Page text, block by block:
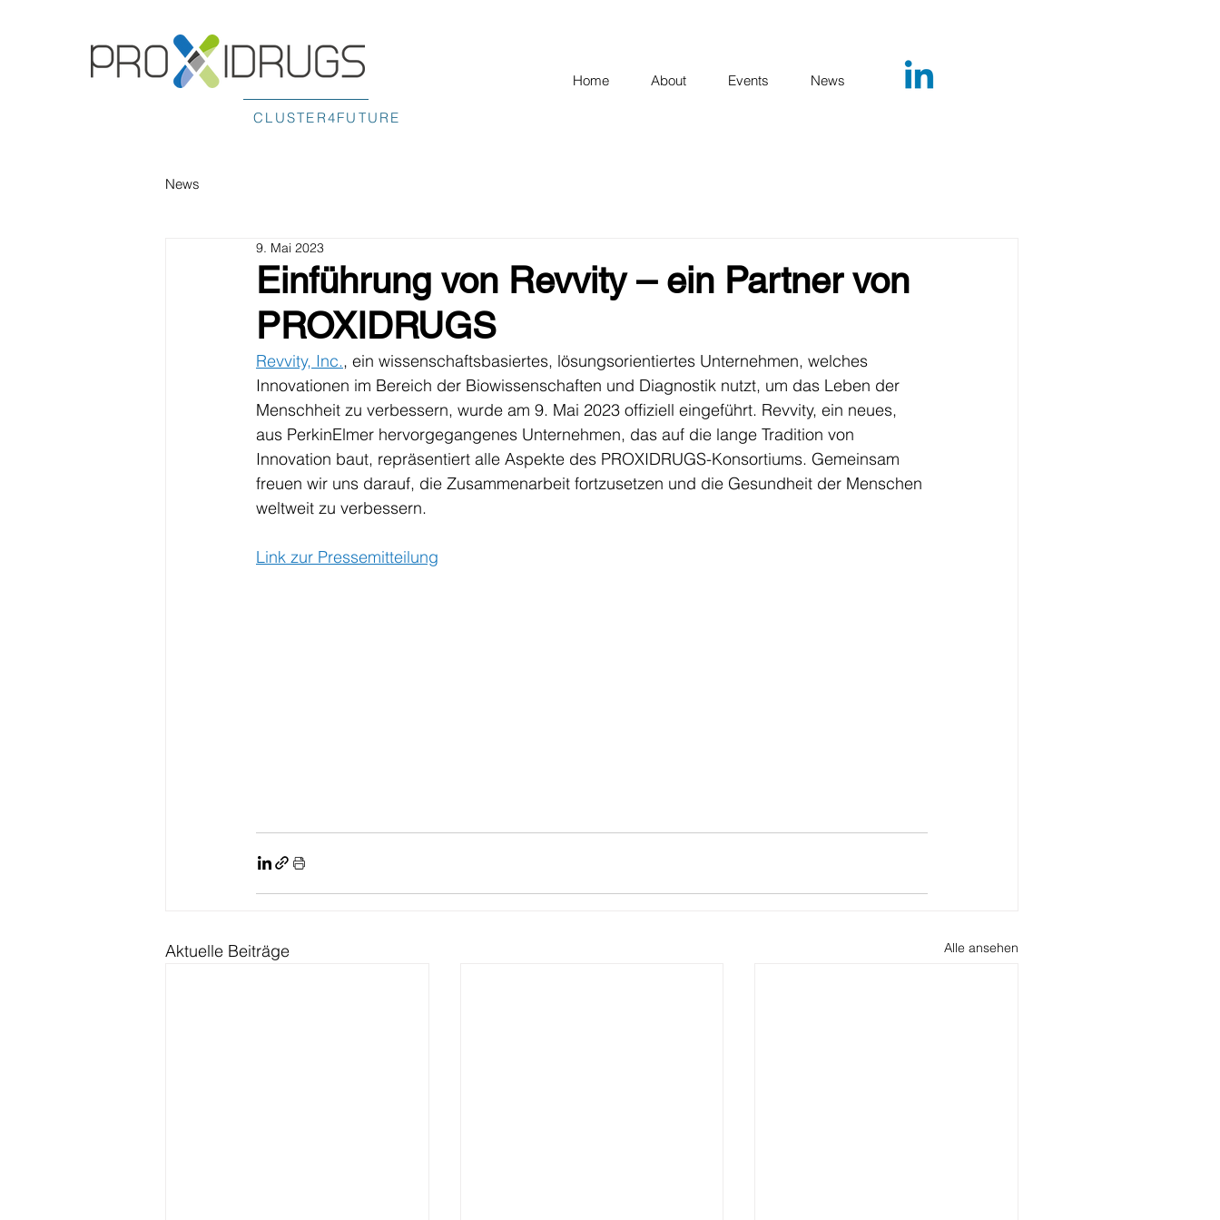
CLUSTER4FUTURE
Home About Events News
News
Einführung von Revvity – ein Partner von
PROXIDRUGS
9. Mai 2023
Revvity, Inc., ein wissenschaftsbasiertes, lösungsorientiertes Unternehmen, welches
Innovationen im Bereich der Biowissenschaften und Diagnostik nutzt, um das Leben der
Menschheit zu verbessern, wurde am 9. Mai 2023 offiziell eingeführt. Revvity, ein neues,
aus PerkinElmer hervorgegangenes Unternehmen, das auf die lange Tradition von
Innovation baut, repräsentiert alle Aspekte des PROXIDRUGS-Konsortiums. Gemeinsam
freuen wir uns darauf, die Zusammenarbeit fortzusetzen und die Gesundheit der Menschen
weltweit zu verbessern.
Link zur Pressemitteilung
Aktuelle Beiträge Alle ansehen